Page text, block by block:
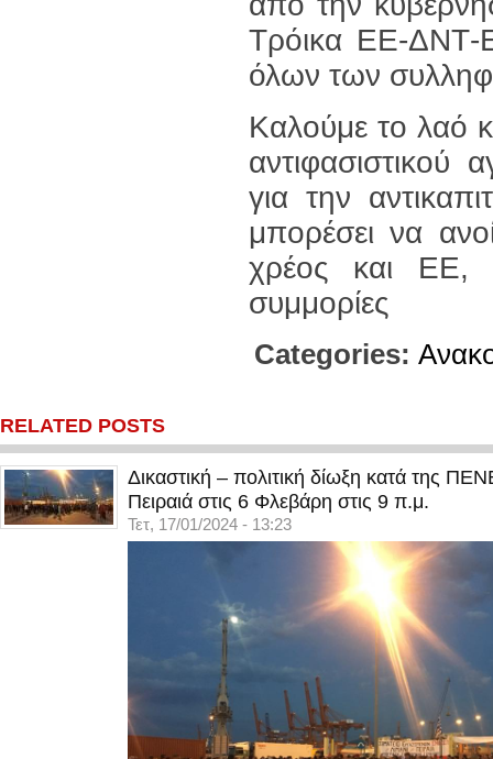
Τρόικα ΕΕ-ΔΝΤ-
όλων των
Καλούμε το λαό
για την
μπορέσει να
χρέος και ΕΕ,
συμμορίες
Categories:
RELATED POSTS
Δικαστική – πολιτική δίωξη κατά της
Πειραιά στις 6 Φλεβάρη στις 9 π.μ.
Τετ, 17/01/2024 - 13:23